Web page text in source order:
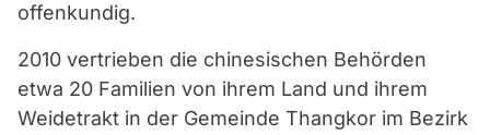
offenkundig.
2010 vertrieben die chinesischen Behörden
etwa 20 Familien von ihrem Land und ihrem
Weidetrakt in der Gemeinde Thangkor im Bezirk